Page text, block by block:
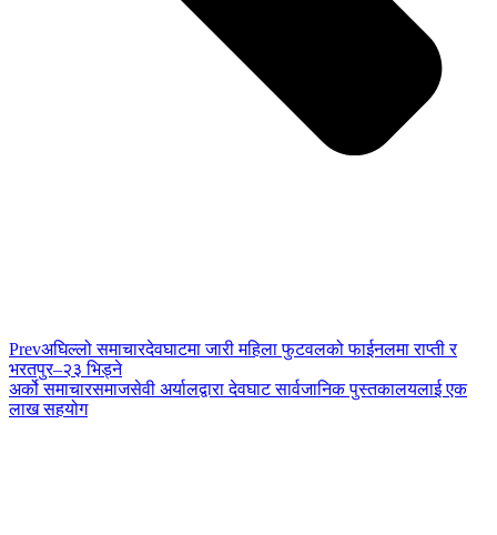
Prevअघिल्लो समाचारदेवघाटमा जारी महिला फुटवलको फाईनलमा राप्ती र
भरतपुर–२३ भिड्ने
अर्को समाचारसमाजसेवी अर्यालद्वारा देवघाट सार्वजानिक पुस्तकालयलाई एक
लाख सहयोग